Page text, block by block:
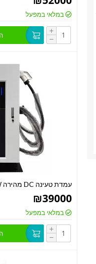
במלאי במפעל
+
−
עמדת טעינה DC מהירה 80KW
₪39000
במלאי במפעל
+
−